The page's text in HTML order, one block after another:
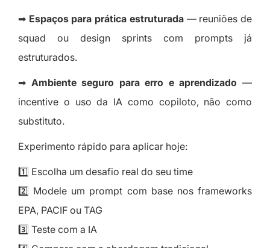
➡ Espaços para prática estruturada— reuniões de
squad ou design sprints com prompts já
estruturados.
➡ Ambiente seguro para erro e aprendizado—
incentive o uso da IA como copiloto, não como
substituto.
Experimento rápido para aplicar hoje:
1️⃣ Escolha um desafio real do seu time
2️⃣ Modele um prompt com base nos frameworks
EPA, PACIF ou TAG
3️⃣ Teste com a IA